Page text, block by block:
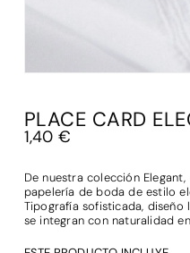
PLACE CARD
1,40 €
De nuestra colección
papelería de boda de estilo
Tipografía sofisticada,
se integran con naturalidad